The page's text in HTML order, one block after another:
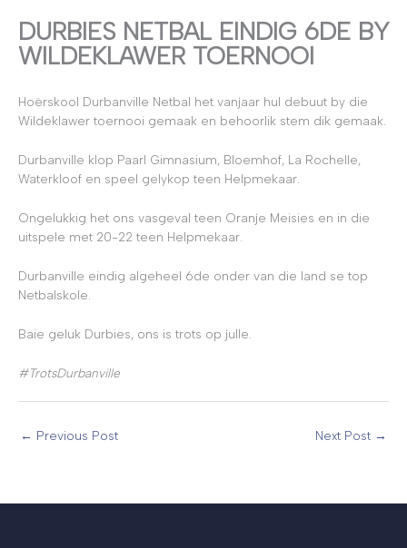
DURBIES NETBAL EINDIG 6DE BY
WILDEKLAWER TOERNOOI
Hoërskool Durbanville Netbal het vanjaar hul debuut by die
Wildeklawer toernooi gemaak en behoorlik stem dik gemaak.
Durbanville klop Paarl Gimnasium, Bloemhof, La Rochelle,
Waterkloof en speel gelykop teen Helpmekaar.
Ongelukkig het ons vasgeval teen Oranje Meisies en in die
uitspele met 20-22 teen Helpmekaar.
Durbanville eindig algeheel 6de onder van die land se top
Netbalskole.
Baie geluk Durbies, ons is trots op julle.
#TrotsDurbanville
← Previous Post Next Post →